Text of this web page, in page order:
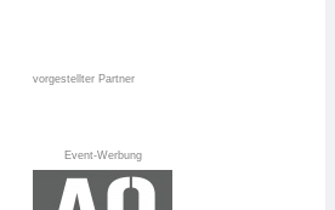
vorgestellter Partner
Event-Werbung